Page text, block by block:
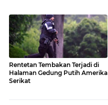
Rentetan Tembakan Terjadi di
Halaman Gedung Putih Amerika
Serikat